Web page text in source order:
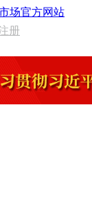
场官方网站
册